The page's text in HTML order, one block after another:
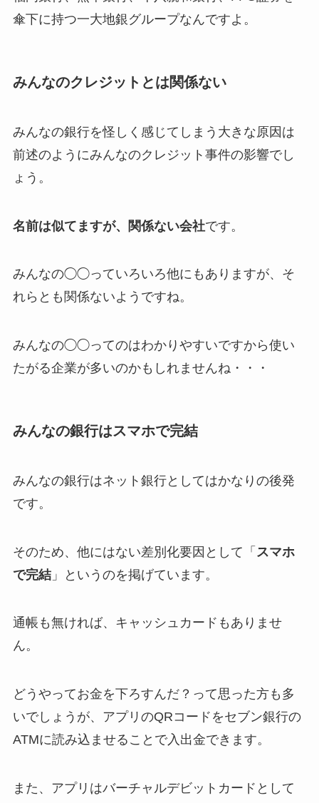
傘下に持つ一大地銀グループなんですよ。
みんなのクレジットとは関係ない
みんなの銀行を怪しく感じてしまう大きな原因は
前述のようにみんなのクレジット事件の影響でし
ょう。
名前は似てますが、関係ない会社です。
みんなの◯◯っていろいろ他にもありますが、そ
れらとも関係ないようですね。
みんなの◯◯ってのはわかりやすいですから使い
たがる企業が多いのかもしれませんね・・・
みんなの銀行はスマホで完結
みんなの銀行はネット銀行としてはかなりの後発
です。
そのため、他にはない差別化要因として「 スマホ
で完結」というのを掲げています。
通帳も無ければ、キャッシュカードもありませ
ん。
どうやってお金を下ろすんだ？って思った方も多
いでしょうが、アプリのQRコードをセブン銀行の
ATMに読み込ませることで入出金できます。
また、アプリはバーチャルデビットカードとして